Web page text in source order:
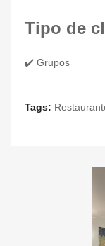
Tipo de
✔️ Grupos
Tags: